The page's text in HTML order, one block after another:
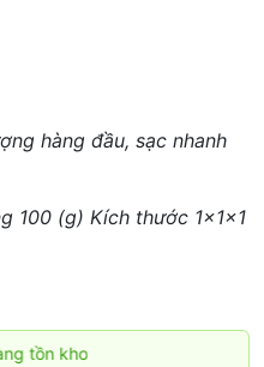
hàng đầu, sạc nhanh
100 (g) Kích thước 1x1x1